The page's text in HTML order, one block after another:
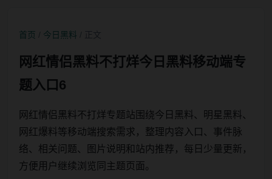
首页 今日黑料
网红情侣黑料不打烊今日黑料移动端专
题入口6
网红情侣黑料不打烊专题站围绕今日黑料、明星黑料、
网红爆料等移动端搜索需求，整理内容入口、事件脉
络、相关问题、图片说明和站内推荐，每日少量更新，
方便用户继续浏览同主题页面。